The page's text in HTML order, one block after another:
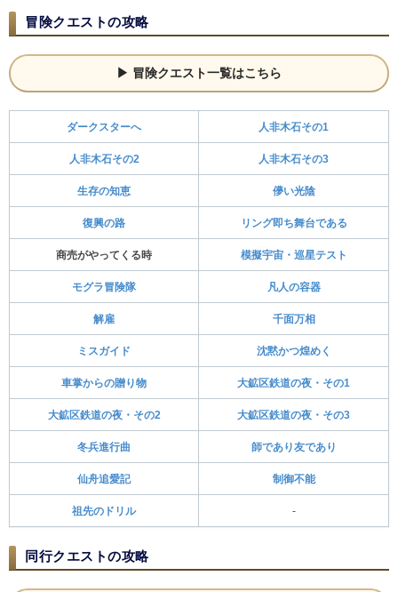
冒険クエストの攻略
冒険クエスト一覧はこちら
ダークスターへ 人非木石その1
人非木石その2 人非木石その3
生存の知恵 儚い光陰
復興の路 リング即ち舞台である
商売がやってくる時 模擬宇宙・巡星テスト
モグラ冒険隊 凡人の容器
解雇 千面万相
ミスガイド 沈黙かつ煌めく
車掌からの贈り物 大鉱区鉄道の夜・その1
大鉱区鉄道の夜・その2 大鉱区鉄道の夜・その3
冬兵進行曲 師であり友であり
仙舟追愛記 制御不能
祖先のドリル -
同行クエストの攻略